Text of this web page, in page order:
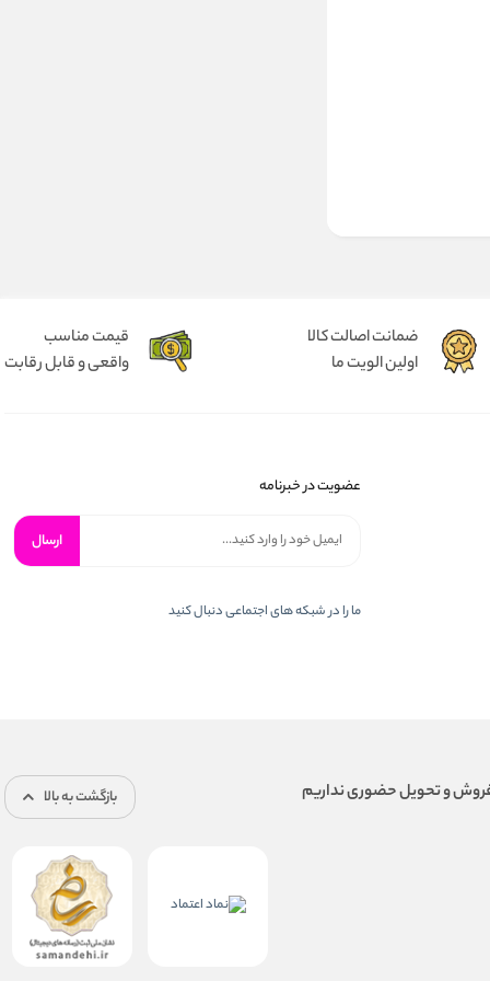
ضمانت اصالت کالا
اولین الویت ما
قیمت مناسب
واقعی و قابل رقابت
عضویت در خبرنامه
ارسال
ما را در شبكه های اجتماعی دنبال کنید
بازگشت به بالا